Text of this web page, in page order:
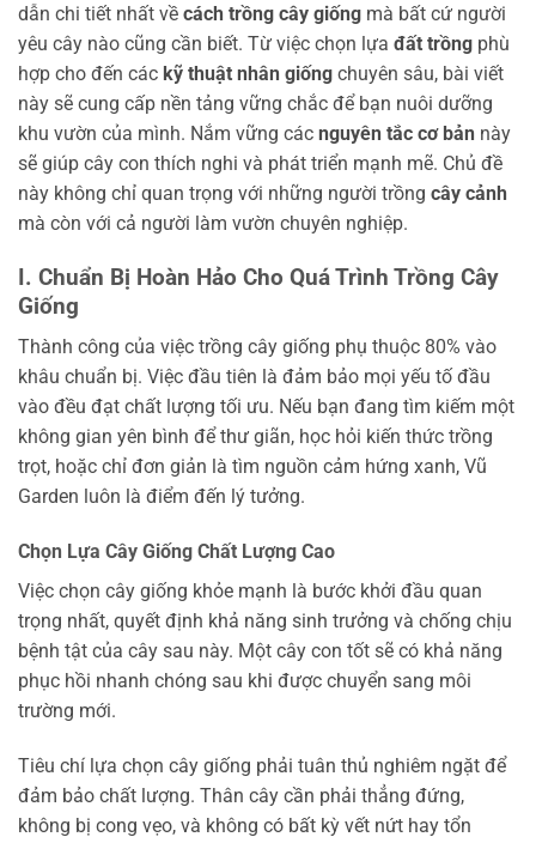
dẫn chi tiết nhất về cách trồng cây giống mà bất cứ người
yêu cây nào cũng cần biết. Từ việc chọn lựa đất trồng phù
hợp cho đến các kỹ thuật nhân giống chuyên sâu, bài viết
này sẽ cung cấp nền tảng vững chắc để bạn nuôi dưỡng
khu vườn của mình. Nắm vững các nguyên tắc cơ bản này
sẽ giúp cây con thích nghi và phát triển mạnh mẽ. Chủ đề
này không chỉ quan trọng với những người trồng cây cảnh
mà còn với cả người làm vườn chuyên nghiệp.
I. Chuẩn Bị Hoàn Hảo Cho Quá Trình Trồng Cây
Giống
Thành công của việc trồng cây giống phụ thuộc 80% vào
khâu chuẩn bị. Việc đầu tiên là đảm bảo mọi yếu tố đầu
vào đều đạt chất lượng tối ưu. Nếu bạn đang tìm kiếm một
không gian yên bình để thư giãn, học hỏi kiến thức trồng
trọt, hoặc chỉ đơn giản là tìm nguồn cảm hứng xanh, Vũ
Garden luôn là điểm đến lý tưởng.
Chọn Lựa Cây Giống Chất Lượng Cao
Việc chọn cây giống khỏe mạnh là bước khởi đầu quan
trọng nhất, quyết định khả năng sinh trưởng và chống chịu
bệnh tật của cây sau này. Một cây con tốt sẽ có khả năng
phục hồi nhanh chóng sau khi được chuyển sang môi
trường mới.
Tiêu chí lựa chọn cây giống phải tuân thủ nghiêm ngặt để
đảm bảo chất lượng. Thân cây cần phải thẳng đứng,
không bị cong vẹo, và không có bất kỳ vết nứt hay tổn